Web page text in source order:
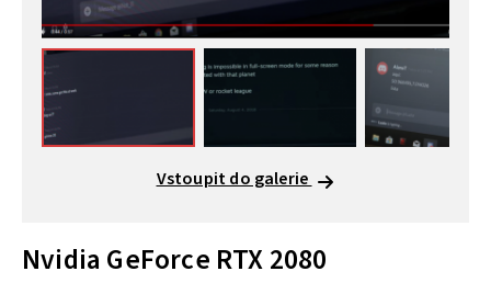
Vstoupit do galerie
Nvidia GeForce RTX 2080